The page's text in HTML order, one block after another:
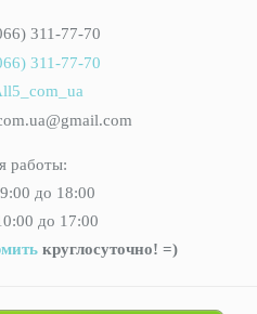
311-77-70
311-77-70
работы:
до 18:00
до 17:00
круглосуточно! =)